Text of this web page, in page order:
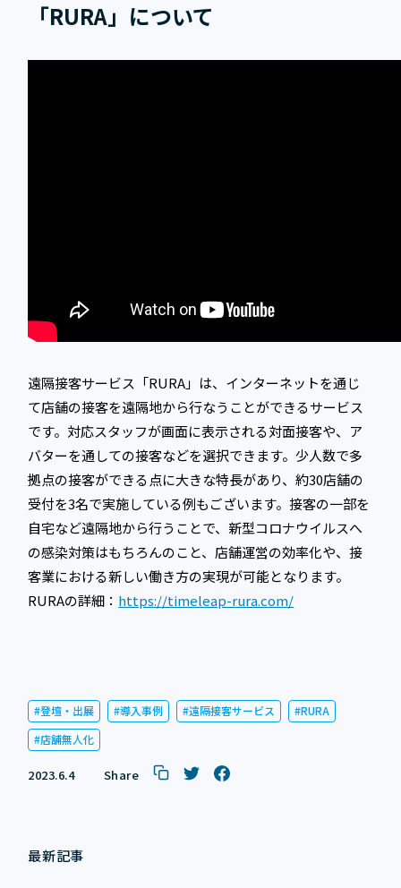
「RURA」について
遠隔接客サービス「RURA」は、インターネットを通じ
て店舗の接客を遠隔地から行なうことができるサービス
です。対応スタッフが画面に表示される対面接客や、ア
バターを通しての接客などを選択できます。少人数で多
拠点の接客ができる点に大きな特長があり、約30店舗の
受付を3名で実施している例もございます。接客の一部を
自宅など遠隔地から行うことで、新型コロナウイルスへ
の感染対策はもちろんのこと、店舗運営の効率化や、接
客業における新しい働き方の実現が可能となります。
RURAの詳細： https://timeleap-rura.com/
登壇・出展 導入事例 遠隔接客サービス
RURA
店舗無人化
2023.6.4 Share
最新記事